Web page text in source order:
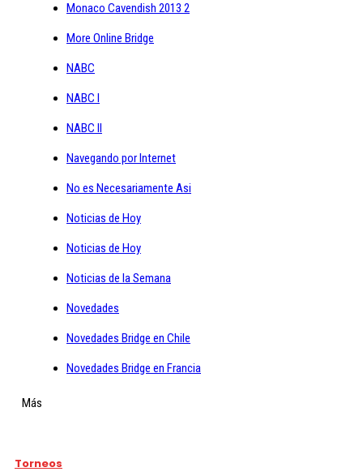
Monaco Cavendish 2013 2
More Online Bridge
NABC
NABC I
NABC II
Navegando por Internet
No es Necesariamente Asi
Noticias de Hoy
Noticias de Hoy
Noticias de la Semana
Novedades
Novedades Bridge en Chile
Novedades Bridge en Francia
Más
Torneos